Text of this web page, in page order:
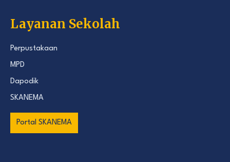
Layanan Sekolah
Perpustakaan
MPD
Dapodik
SKANEMA
Portal SKANEMA